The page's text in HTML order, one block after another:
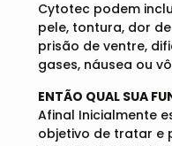
Cytotec podem
pele, tontura, dor
prisão de ventre,
gases, náusea ou
ENTÃO QUAL SUA
Afinal Inicialmente
objetivo de tratar e